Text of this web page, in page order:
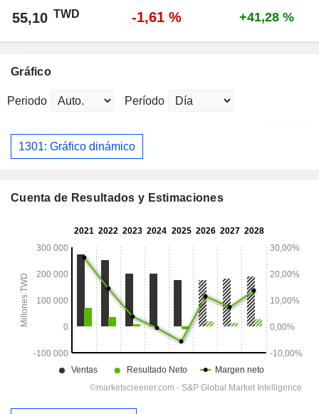
55,10 TWD -1,61 % +41,28 %
Gráfico
Periodo Período
1301: Gráfico dinámico
Cuenta de Resultados y Estimaciones